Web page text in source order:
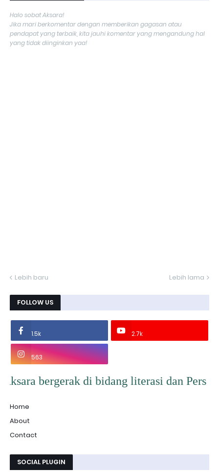
Halo sobat Aksara!
Jika mari berkomentar dengan memberikan gagasan atau
pendapat yang terbaik, kita jauhi komentar yang mengandung hal
yang tidak diinginkan yaa!
Lebih baru Lebih lama
FOLLOW US
1.5k 2.7k
563
di bidang literasi dan Pers
Home
About
Contact
SOCIAL PLUGIN